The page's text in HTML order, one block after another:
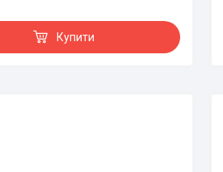
Купити